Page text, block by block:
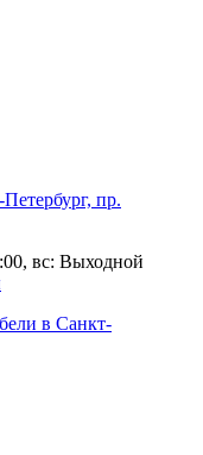
пр.
вс: Выходной